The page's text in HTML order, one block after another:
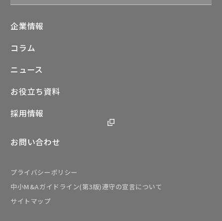
企業情報
コラム
ニュース
お役立ち資料
採用情報
お問い合わせ
プライバシーポリシー
中小M&Aガイドライン(第3版)遵守の宣言について
サイトマップ